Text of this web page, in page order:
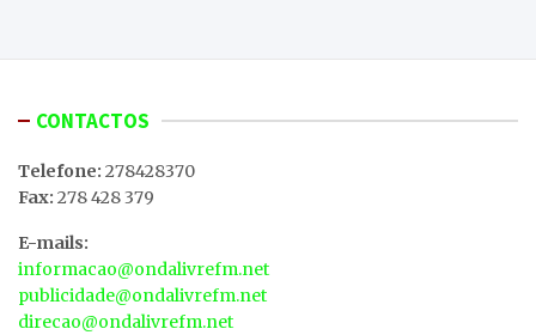
CONTACTOS
Telefone: 278428370
Fax: 278 428 379
E-mails:
informacao@ondalivrefm.net
publicidade@ondalivrefm.net
direcao@ondalivrefm.net